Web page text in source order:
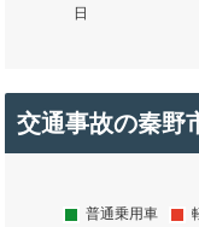
交通事故の秦野